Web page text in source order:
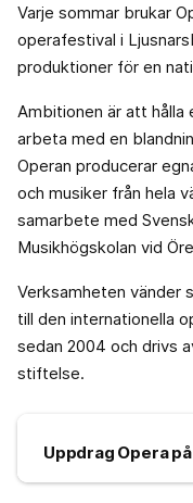
Varje sommar brukar
operafestival i
produktioner för en
Ambitionen är att
arbeta med en
Operan producerar
och musiker från hela
samarbete med
Musikhögskolan vid
Verksamheten vänder
till den internationella
sedan 2004 och drivs
stiftelse.
Uppdrag Opera